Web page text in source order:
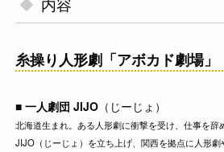
糸操り人形劇「アボカド劇場」
■ 一人劇団 JIJO （じーじょ）
北海道生まれ。ある人形劇に衝撃を受け、仕事を辞
JIJO（じーじょ）を立ち上げ、関西を拠点に人形